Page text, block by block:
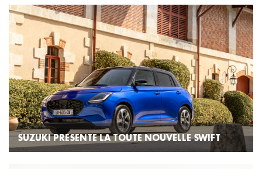
SUZUKI PRESENTE LA TOUTE NOUVELLE SWIFT